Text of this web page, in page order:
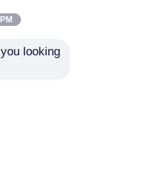
looking